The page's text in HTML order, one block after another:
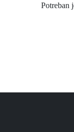
Potreban